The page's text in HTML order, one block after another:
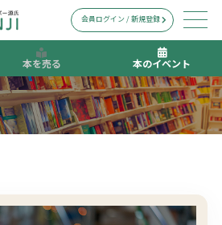
本を売る 本のイベント
会員ログイン / 新規登録